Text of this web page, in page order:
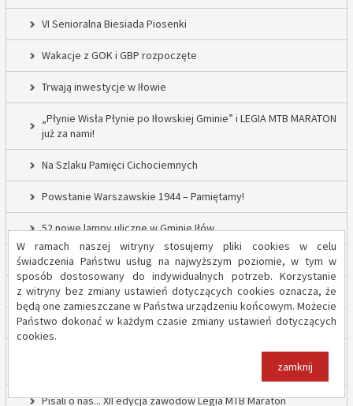
W ramach naszej witryny stosujemy pliki cookies w celu
świadczenia Państwu usług na najwyższym poziomie, w tym w
sposób dostosowany do indywidualnych potrzeb. Korzystanie
z witryny bez zmiany ustawień dotyczących cookies oznacza, że
będą one zamieszczane w Państwa urządzeniu końcowym. Możecie
Państwo dokonać w każdym czasie zmiany ustawień dotyczących
cookies.
zamknij
VI Senioralna Biesiada Piosenki
Wakacje z GOK i GBP rozpoczęte
Trwają inwestycje w Iłowie
„Płynie Wisła Płynie po Iłowskiej Gminie” i LEGIA MTB MARATON
już za nami!
Na Szlaku Pamięci Cichociemnych
Powstanie Warszawskie 1944 – Pamiętamy!
52 nowe lampy uliczne w Gminie Iłów
Inwestycja drogowa w Sadowie – prace rozpoczęte
Trwają inwestycje w Gminie Iłów
„Modernizacja Oczyszczalni Ścieków w Iłowie – etap II”
Strażacy z OSP Iłów walczą o pieniądze od Harnasia. Zachęcamy
Pisali o nas... XII edycja zawodów Legia MTB Maraton